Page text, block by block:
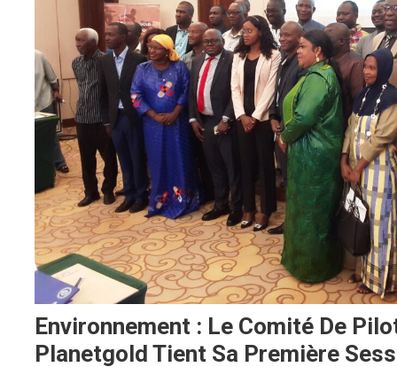
Environnement : Le Comité De
Planetgold Tient Sa Première